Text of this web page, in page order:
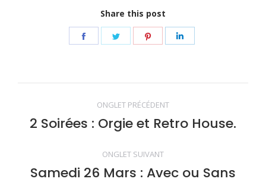
Share this post
Share
Share
Share
Navigation
de
commentaire
ONGLET PRÉCÉDENT
Onglet
2 Soirées : Orgie et Retro House.
ONGLET SUIVANT
Onglet
Samedi 26 Mars : Avec ou Sans